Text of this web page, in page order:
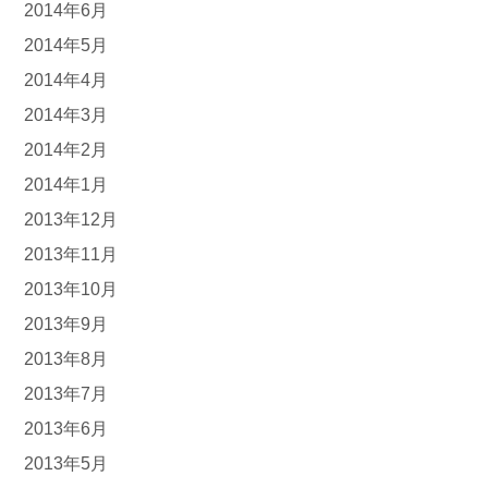
2014年6月
2014年5月
2014年4月
2014年3月
2014年2月
2014年1月
2013年12月
2013年11月
2013年10月
2013年9月
2013年8月
2013年7月
2013年6月
2013年5月